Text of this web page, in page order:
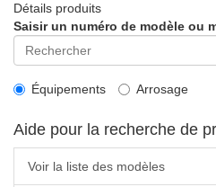
Détails produits
Saisir un numéro de modèle ou
Équipements Arrosage
Aide pour la recherche de
Voir la liste des modèles